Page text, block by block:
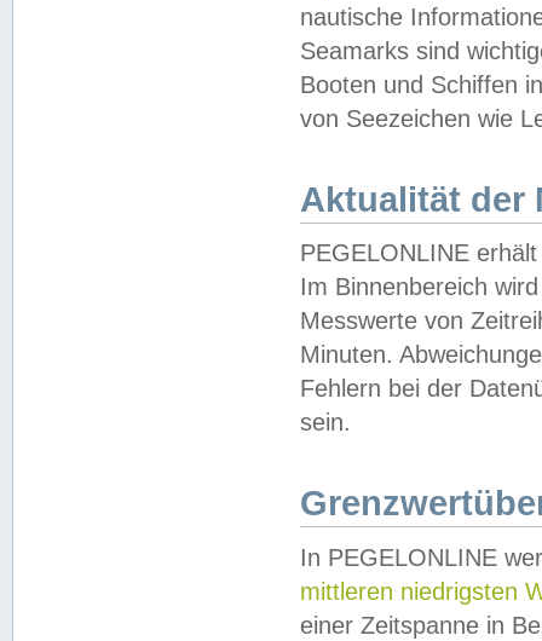
nautische
Seamarks sind
Booten und Schiffen
von Seezeichen wie
Aktualität der
PEGELONLINE
Im Binnenbereich
Messwerte von
Minuten.
Fehlern bei der
sein.
In PEGELONLINE
mittleren niedrigsten
einer Zeitspanne in